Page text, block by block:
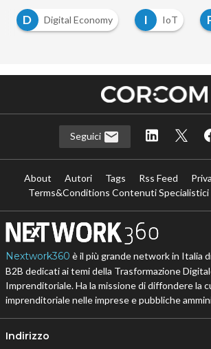
D
Digital Economy I IoT
Seguici
About Autori Tags Rss Feed
Terms&Conditions Contenuti Specialistici
Nextwork360 è il più grande network in Italia
B2B dedicati ai temi della Trasformazione
Imprenditoriale. Ha la missione di diffondere la
imprenditoriale nelle imprese e pubbliche
Indirizzo